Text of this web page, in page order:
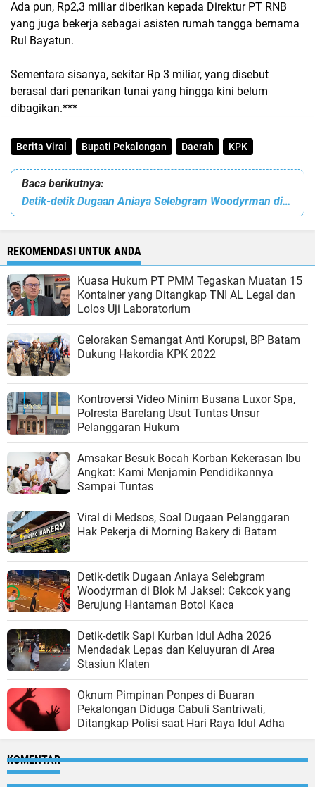
Ada pun, Rp2,3 miliar diberikan kepada Direktur PT RNB
yang juga bekerja sebagai asisten rumah tangga bernama
Rul Bayatun.
Sementara sisanya, sekitar Rp 3 miliar, yang disebut
berasal dari penarikan tunai yang hingga kini belum
dibagikan.***
Berita Viral Bupati Pekalongan Daerah KPK
Baca berikutnya:
Detik-detik Dugaan Aniaya Selebgram Woodyrman ⁠di Blok M Jaksel: Cekcok yang Berujung Hantaman Botol Kaca
REKOMENDASI UNTUK ANDA
Kuasa Hukum PT PMM Tegaskan Muatan 15
Kontainer yang Ditangkap TNI AL Legal dan
Lolos Uji Laboratorium
Gelorakan Semangat Anti Korupsi, BP Batam
Dukung Hakordia KPK 2022
Kontroversi Video Minim Busana Luxor Spa,
Polresta Barelang Usut Tuntas Unsur
Pelanggaran Hukum
Amsakar Besuk Bocah Korban Kekerasan Ibu
Angkat: Kami Menjamin Pendidikannya
Sampai Tuntas
Viral di Medsos, Soal Dugaan Pelanggaran
Hak Pekerja di Morning Bakery di Batam
Detik-detik Dugaan Aniaya Selebgram
Woodyrman ⁠di Blok M Jaksel: Cekcok yang
Berujung Hantaman Botol Kaca
Detik-detik Sapi Kurban Idul Adha 2026
Mendadak Lepas dan Keluyuran di Area
Stasiun Klaten
Oknum Pimpinan Ponpes di Buaran
Pekalongan Diduga Cabuli Santriwati,
Ditangkap Polisi saat Hari Raya Idul Adha
KOMENTAR